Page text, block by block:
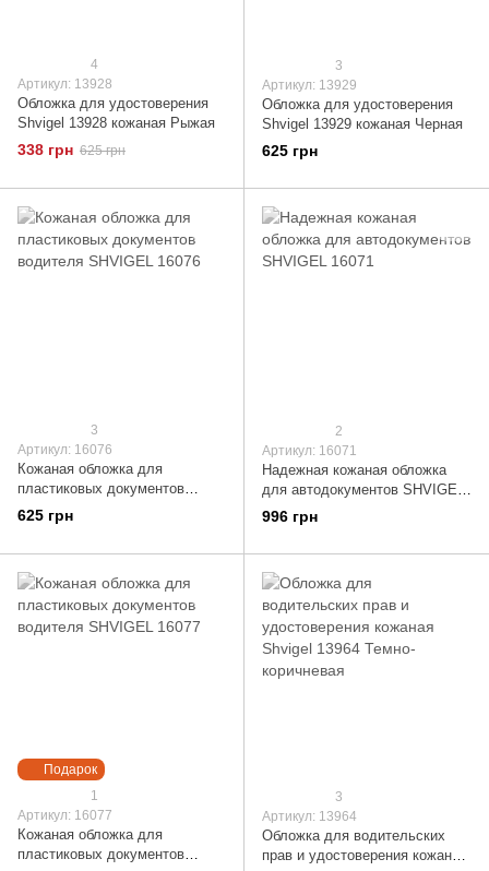
4
Артикул: 13928
Обложка для удостоверения
Shvigel 13928 кожаная Рыжая
338 грн 625 грн
3
Артикул: 13929
Обложка для удостоверения
Shvigel 13929 кожаная Черная
625 грн
3
Артикул: 16076
Кожаная обложка для
пластиковых документов
водителя SHVIGEL 16076
625 грн
2
Артикул: 16071
Надежная кожаная обложка
для автодокументов SHVIGEL
16071
996 грн
Подарок
1
Артикул: 16077
Кожаная обложка для
пластиковых документов
3
Артикул: 13964
Обложка для водительских
прав и удостоверения кожаная